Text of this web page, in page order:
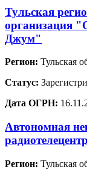
Тульская
организация
Джум"
Регион: Тульская
Статус:
Дата ОГРН:
Автономная
Регион: Тульская